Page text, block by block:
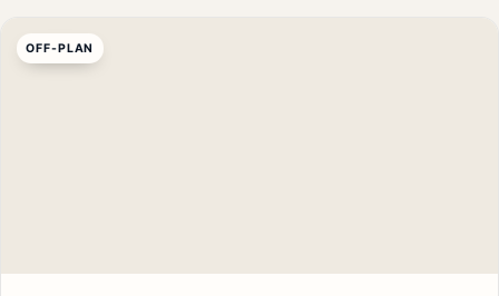
OFF-PLAN